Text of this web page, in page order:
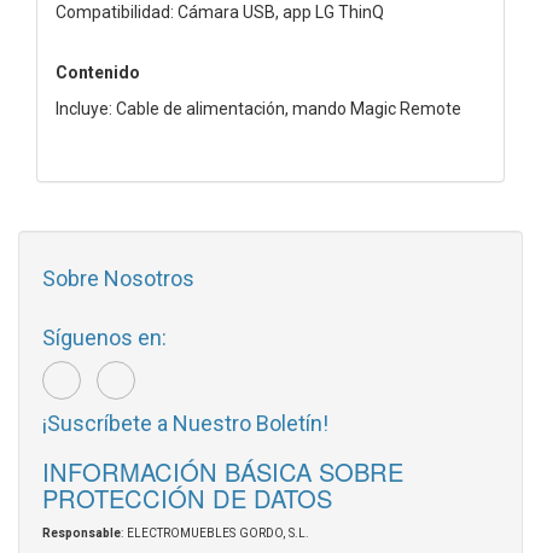
Compatibilidad: Cámara USB, app LG ThinQ
Contenido
Incluye: Cable de alimentación, mando Magic Remote
Sobre Nosotros
Síguenos en:
¡Suscríbete a Nuestro Boletín!
INFORMACIÓN BÁSICA SOBRE
PROTECCIÓN DE DATOS
Responsable: ELECTROMUEBLES GORDO, S.L.